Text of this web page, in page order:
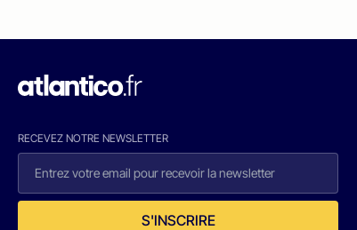
RECEVEZ NOTRE NEWSLETTER
S'INSCRIRE